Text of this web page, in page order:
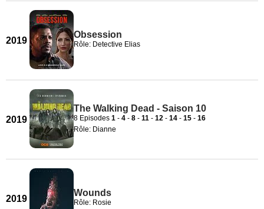
2019
Obsession
Rôle: Detective Elias
2019
The Walking Dead - Saison 10
8 Episodes 1 - 4 - 8 - 11 - 12 - 14 - 15 - 16
Rôle: Dianne
2019
Wounds
Rôle: Rosie